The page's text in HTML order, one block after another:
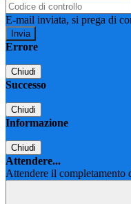
E-mail inviata, si prega di
Errore
Chiudi
Successo
Chiudi
Informazione
Chiudi
Attendere...
Attendere il completamento